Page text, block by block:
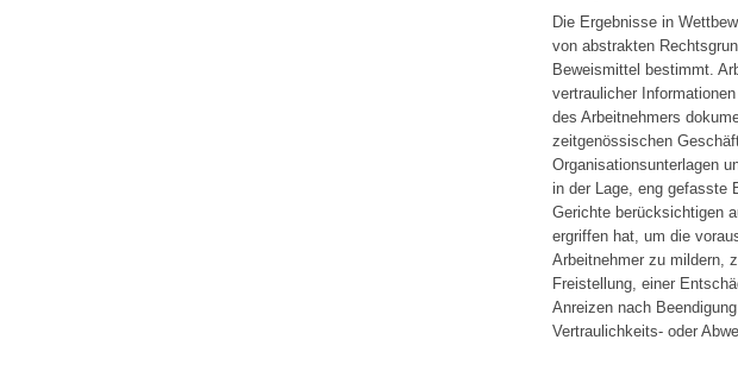
Die Ergebnisse in
von abstrakten
Beweismittel bestimmt.
vertraulicher
des Arbeitnehmers
zeitgenössischen
Organisationsunterlagen
in der Lage, eng gefasste
Gerichte berücksichtigen
ergriffen hat, um die
Arbeitnehmer zu mildern,
Freistellung, einer
Anreizen nach
Vertraulichkeits- oder